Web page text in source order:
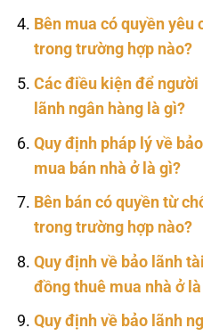
Bên mua có quyền
trong trường hợp nào?
Các điều kiện để người
lãnh ngân hàng là gì?
Quy định pháp lý về
mua bán nhà ở là gì?
Bên bán có quyền từ
trong trường hợp nào?
Quy định về bảo lãnh
đồng thuê mua nhà ở
Quy định về bảo lãnh